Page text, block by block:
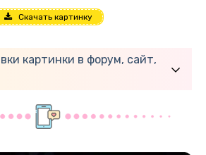
Скачать картинку
картинки в форум, сайт,